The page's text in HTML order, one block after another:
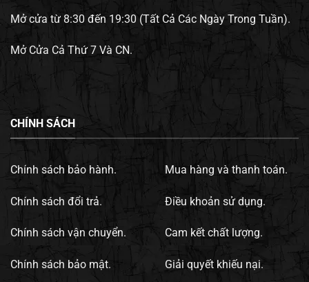
Mở cửa từ 8:30 đến 19:30 (Tất Cả Các Ngày Trong Tuần).
Mở Cửa Cả Thứ 7 Và CN.
CHÍNH SÁCH
Chính sách bảo hành.
Chính sách đổi trả.
Chính sách vận chuyển.
Chính sách bảo mật.
Mua hàng và thanh toán.
Điều khoản sử dụng.
Cam kết chất lượng.
Giải quyết khiếu nại.